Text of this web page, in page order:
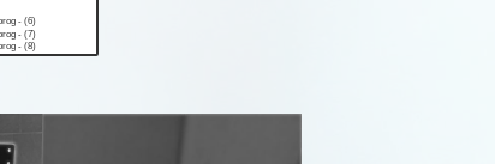
JAGUAR
JEEP
KIA